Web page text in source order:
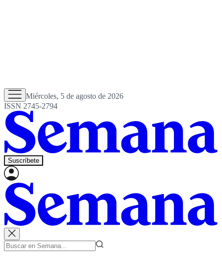
Miércoles, 5 de agosto de 2026
ISSN 2745-2794
Suscríbete